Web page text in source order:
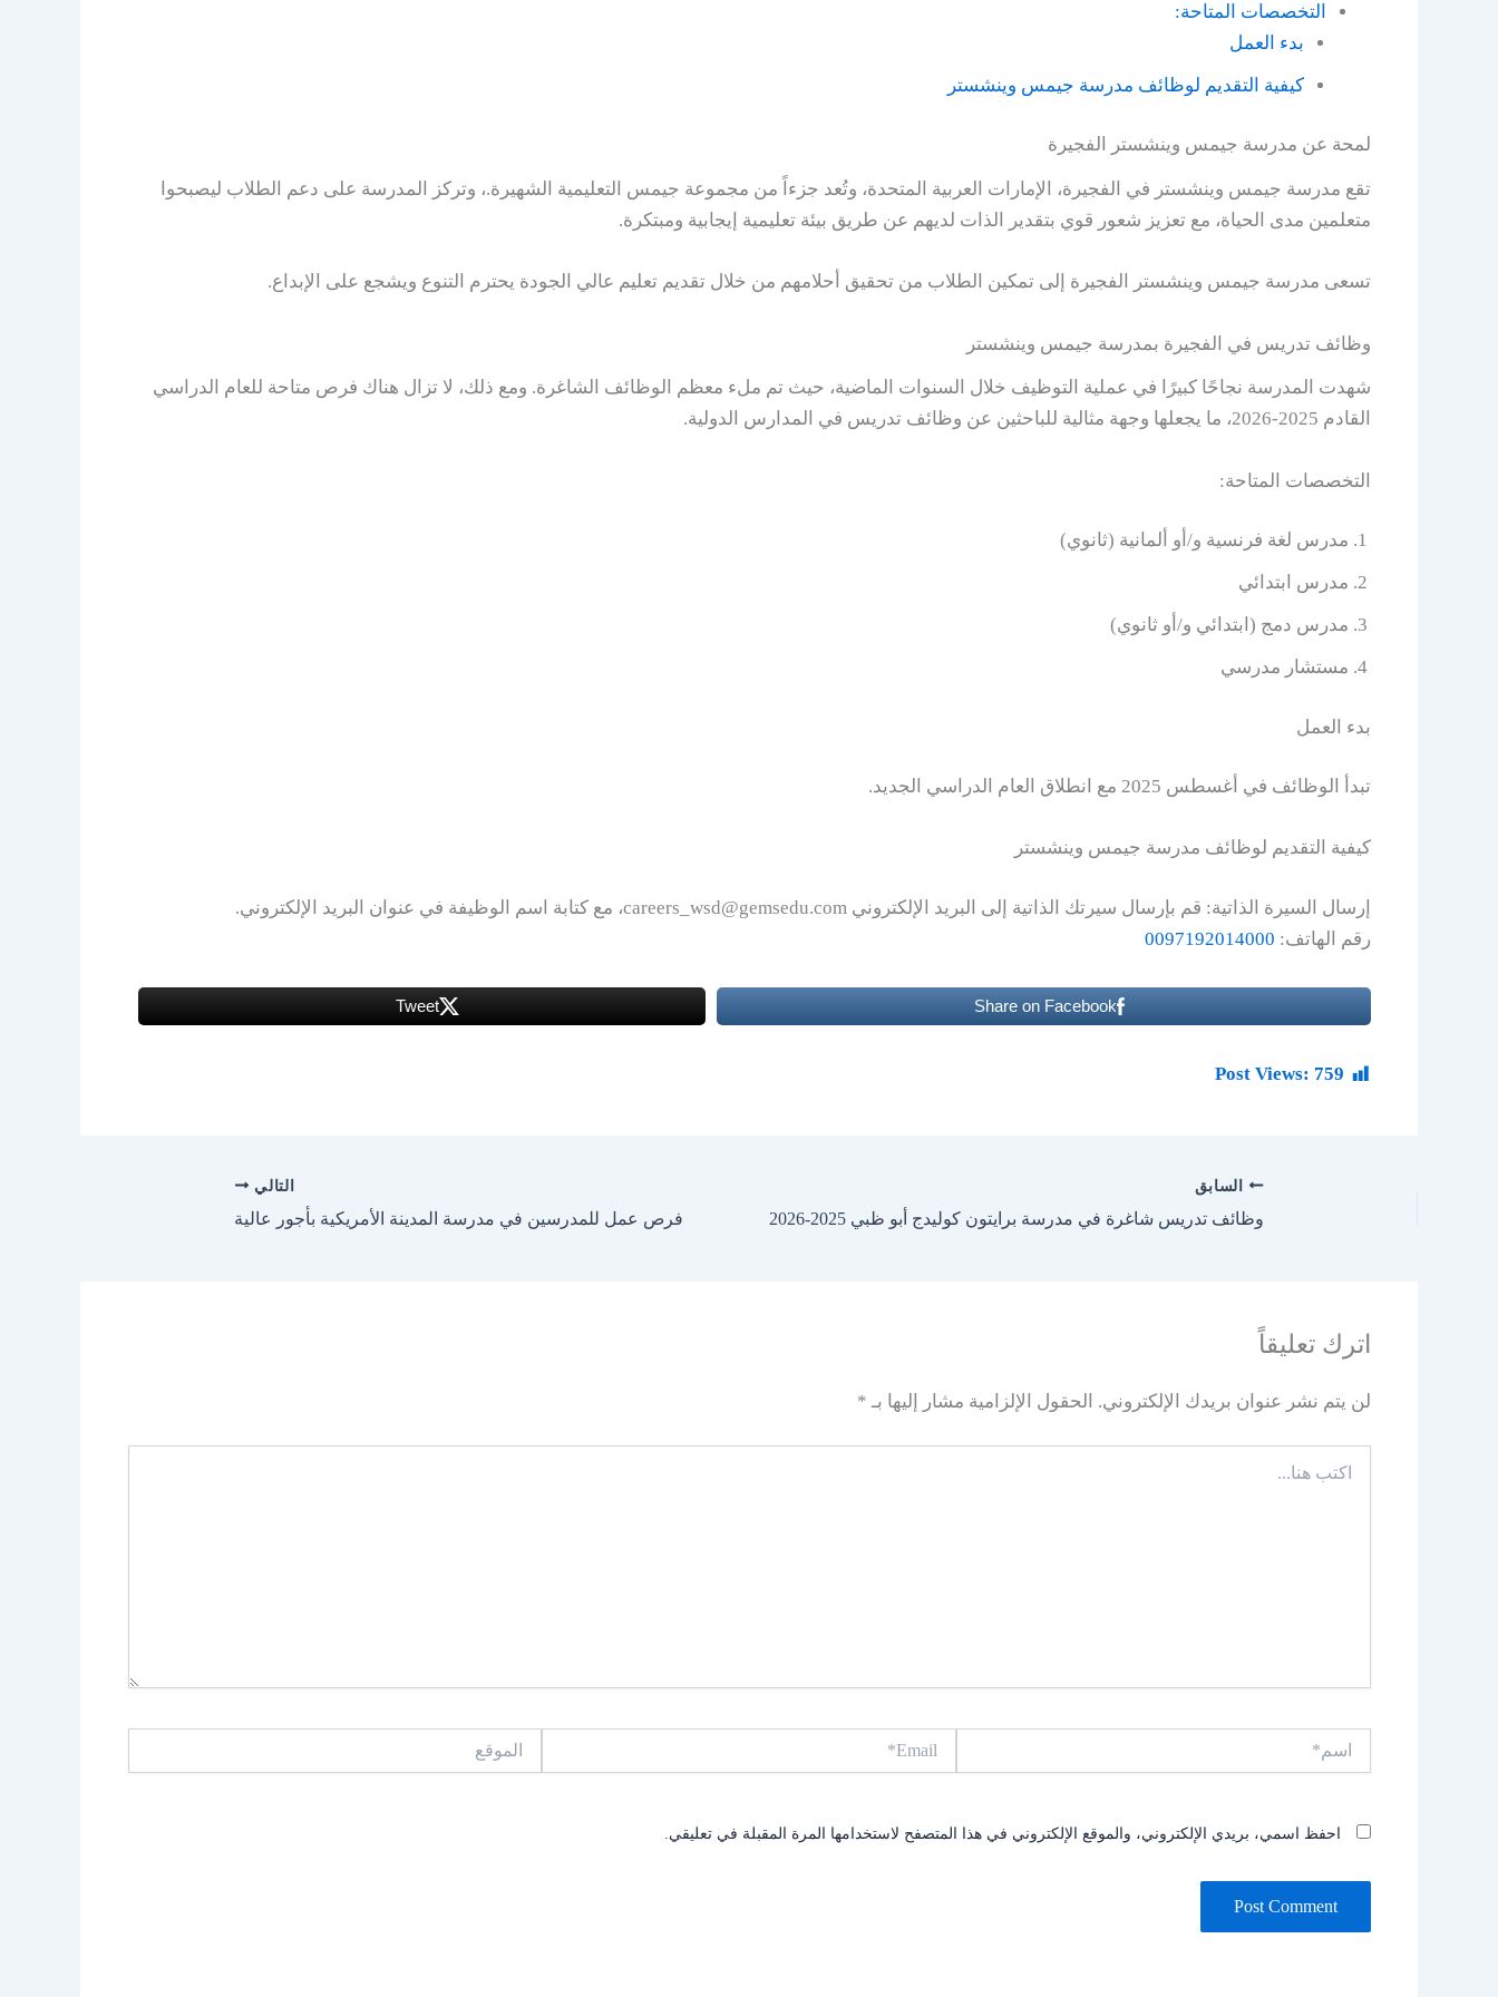
التخصصات المتاحة:
بدء العمل
كيفية التقديم لوظائف مدرسة جيمس وينشستر
لمحة عن مدرسة جيمس وينشستر الفجيرة
تقع مدرسة جيمس وينشستر في الفجيرة، الإمارات العربية المتحدة، وتُعد جزءاً من مجموعة جيمس التعليمية الشهيرة.، وتركز المدرسة على دعم الطلاب ليصبحوا
متعلمين مدى الحياة، مع تعزيز شعور قوي بتقدير الذات لديهم عن طريق بيئة تعليمية إيجابية ومبتكرة.
تسعى مدرسة جيمس وينشستر الفجيرة إلى تمكين الطلاب من تحقيق أحلامهم من خلال تقديم تعليم عالي الجودة يحترم التنوع ويشجع على الإبداع.
وظائف تدريس في الفجيرة بمدرسة جيمس وينشستر
شهدت المدرسة نجاحًا كبيرًا في عملية التوظيف خلال السنوات الماضية، حيث تم ملء معظم الوظائف الشاغرة. ومع ذلك، لا تزال هناك فرص متاحة للعام الدراسي
القادم 2025-2026، ما يجعلها وجهة مثالية للباحثين عن وظائف تدريس في المدارس الدولية.
التخصصات المتاحة:
مدرس لغة فرنسية و/أو ألمانية (ثانوي)
مدرس ابتدائي
مدرس دمج (ابتدائي و/أو ثانوي)
مستشار مدرسي
بدء العمل
تبدأ الوظائف في أغسطس 2025 مع انطلاق العام الدراسي الجديد.
كيفية التقديم لوظائف مدرسة جيمس وينشستر
إرسال السيرة الذاتية: قم بإرسال سيرتك الذاتية إلى البريد الإلكتروني careers_wsd@gemsedu.com، مع كتابة اسم الوظيفة في عنوان البريد الإلكتروني.
رقم الهاتف:
Share on Facebook
Tweet
Post Views: 759
السابق
وظائف تدريس شاغرة في مدرسة برايتون كوليدج أبو ظبي 2025-2026
التالي
فرص عمل للمدرسين في مدرسة المدينة الأمريكية بأجور عالية
اترك تعليقاً
لن يتم نشر عنوان بريدك الإلكتروني. الحقول الإلزامية مشار إليها بـ *
هنا...
احفظ اسمي، بريدي الإلكتروني، والموقع الإلكتروني في هذا المتصفح لاستخدامها المرة المقبلة في تعليقي.